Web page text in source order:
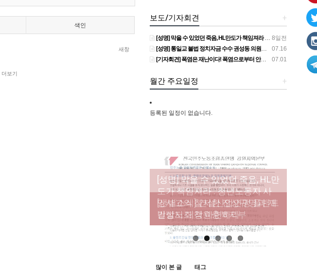
색인
새창
더보기
+
보도/기자회견
8일전
[성명] 막을 수 있었던 죽음, HL만도가 책임져라 : 청년노동자 사망사고의 철저한 진상규명과 재발방지 대책 마련하라
07.16
[성명] 통일교 불법 정치자금 수수 권성동 의원직 상실, 사필귀정이다
07.01
[기자회견] 폭염은 재난이다! 폭염으로부터 안전한 일터를 위한 민주노총 강원지역본부 폭염감시단 선포 기자회견
+
월간 주요일정
등록된 일정이 없습니다.
[성명] 막을 수 있었던 죽음, HL만
도가 책임져라 : 청년노동자 사
망사고의 철저한 진상규명과 재
발방지 대책 마련하라
[산별소식] 건설산업연맹 플랜트
건설노조 강원충북지부
[강릉,속초,원주,춘천] 폭염감시
단 사업 이모저모
[조합원☆인터뷰] 서비스연맹 전
국학교비정규직노동조합 강원
지부 김유미 춘천지회장
[본부소식] 강원지역 노동자 합
창단 모임
많이 본 글 태그